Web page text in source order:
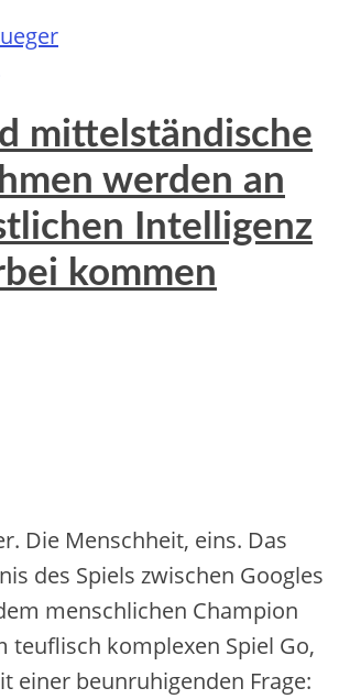
mittelständische
werden an
Intelligenz
kommen
Die Menschheit, eins. Das
des Spiels zwischen Googles
menschlichen Champion
teuflisch komplexen Spiel Go,
einer beunruhigenden Frage: